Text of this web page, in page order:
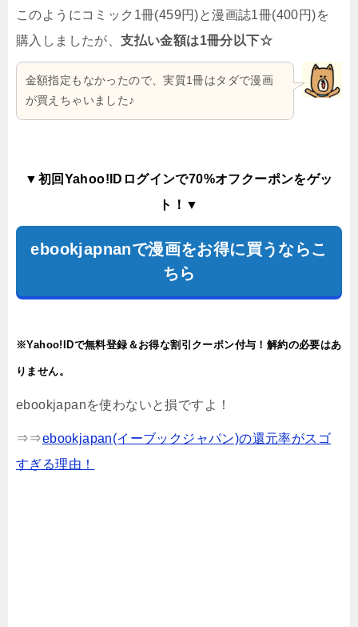
このようにコミック1冊(459円)と漫画誌1冊(400円)を
購入しましたが、支払い金額は1冊分以下☆
金額指定もなかったので、実質1冊はタダで漫画
が買えちゃいました♪
▼初回Yahoo!IDログインで70%オフクーポンをゲッ
ト！▼
ebookjapnanで漫画をお得に買うならこ
ちら
※Yahoo!IDで無料登録＆お得な割引クーポン付与！解約の必要はあ
りません。
ebookjapanを使わないと損ですよ！
⇒⇒ebookjapan(イーブックジャパン)の還元率がスゴ
すぎる理由！